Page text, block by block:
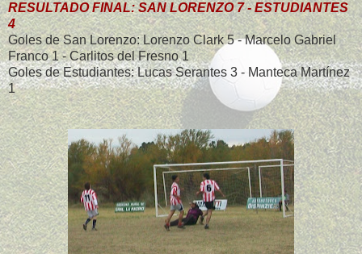
RESULTADO FINAL: SAN LORENZO 7 - ESTUDIANTES
4
Goles de San Lorenzo: Lorenzo Clark 5 - Marcelo Gabriel
Franco 1 - Carlitos del Fresno 1
Goles de Estudiantes: Lucas Serantes 3 - Manteca Martínez
1